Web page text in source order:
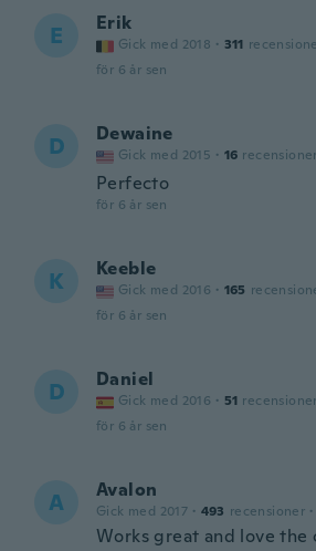
E Erik
Gick med 2018 · 311
för 6 år sen
D Dewaine
Gick med 2015 · 16 recensioner
Perfecto
för 6 år sen
K Keeble
Gick med 2016 · 165
för 6 år sen
D Daniel
Gick med 2016 · 51 recensioner
för 6 år sen
A Avalon
Gick med 2017 · 493 recensioner ·
Works great and love the